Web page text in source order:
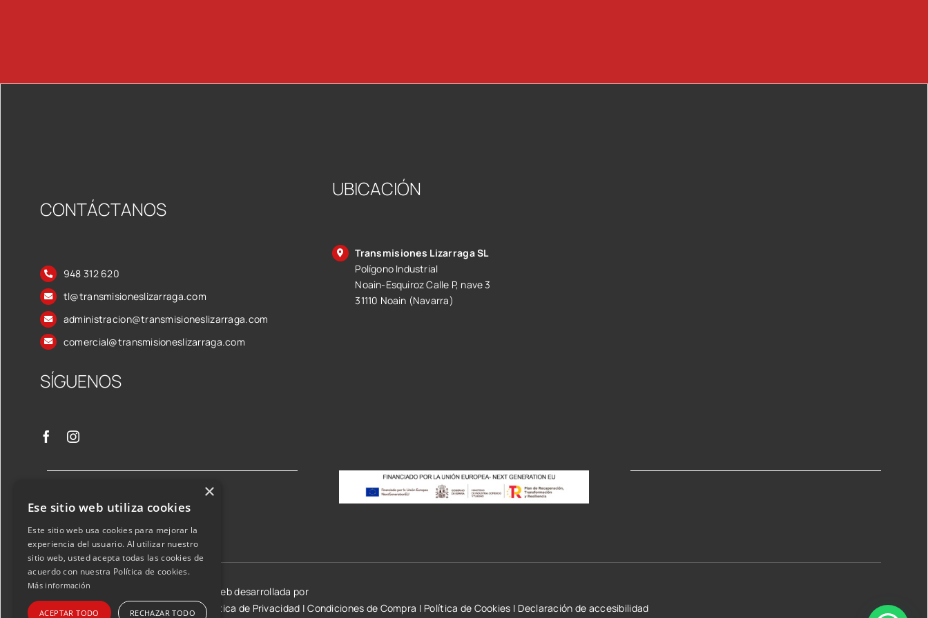
CONTÁCTANOS
948 312 620
tl@transmisioneslizarraga.com
administracion@transmisioneslizarraga.com
comercial@transmisioneslizarraga.com
SÍGUENOS
UBICACIÓN
Transmisiones Lizarraga SL
Polígono Industrial
Noain-Esquiroz Calle P, nave 3
31110 Noain (Navarra)
©2026 Transmisiones Lizarraga SL | Web desarrollada por
Aviso Legal y condiciones de uso |Política de Privacidad |Condiciones de Compra | Política de Cookies | Declaración de accesibilidad
×
Ese sitio web utiliza cookies
Este sitio web usa cookies para mejorar la
experiencia del usuario. Al utilizar nuestro
sitio web, usted acepta todas las cookies de
acuerdo con nuestra Política de cookies.
Más información
ACEPTAR TODO RECHAZAR TODO